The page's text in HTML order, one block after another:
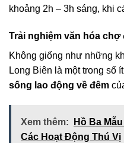
khoảng 2h – 3h sáng, khi
Trải nghiệm văn hóa chợ
Không giống như những
Long Biên là một trong số
sống lao động về đêm
Xem thêm:
Hồ Ba
Các Hoạt Động Thú Vị